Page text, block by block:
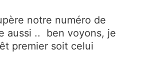
notre numéro de
aussi .. ben voyons, je
premier soit celui